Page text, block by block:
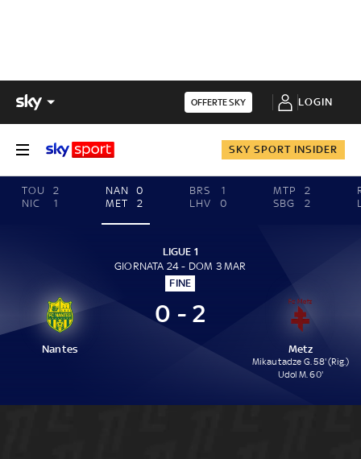
OFFERTE SKY LOGIN
SKY SPORT INSIDER
TOU
2
NIC
1
NAN
0
MET
2
BRS
1
LHV
0
MTP
2
SBG
2
LIGUE 1
GIORNATA 24 - DOM 3 MAR
FINE
Nantes
0 - 2
Metz
Mikautadze G. 58' (Rig.)
Udol M. 60'